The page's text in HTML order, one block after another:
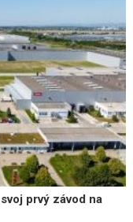
prvý závod na